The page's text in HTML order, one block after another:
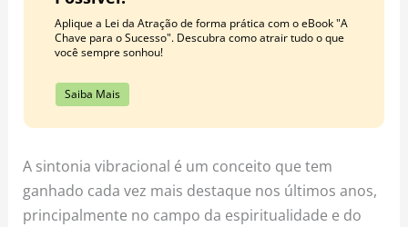
Aplique a Lei da Atração de forma prática com o eBook "A
Chave para o Sucesso". Descubra como atrair tudo o que
você sempre sonhou!
Saiba Mais
A sintonia vibracional é um conceito que tem
ganhado cada vez mais destaque nos últimos anos,
principalmente no campo da espiritualidade e do